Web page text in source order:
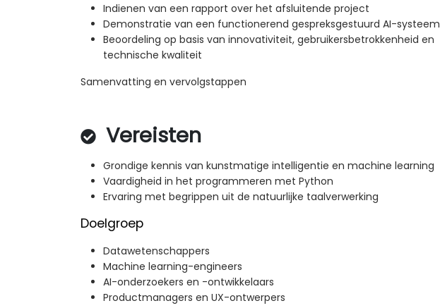
Indienen van een rapport over het afsluitende project
Demonstratie van een functionerend gespreksgestuurd AI-systeem
Beoordeling op basis van innovativiteit, gebruikersbetrokkenheid en
technische kwaliteit
Samenvatting en vervolgstappen
Vereisten
Grondige kennis van kunstmatige intelligentie en machine learning
Vaardigheid in het programmeren met Python
Ervaring met begrippen uit de natuurlijke taalverwerking
Doelgroep
Datawetenschappers
Machine learning-engineers
AI-onderzoekers en -ontwikkelaars
Productmanagers en UX-ontwerpers